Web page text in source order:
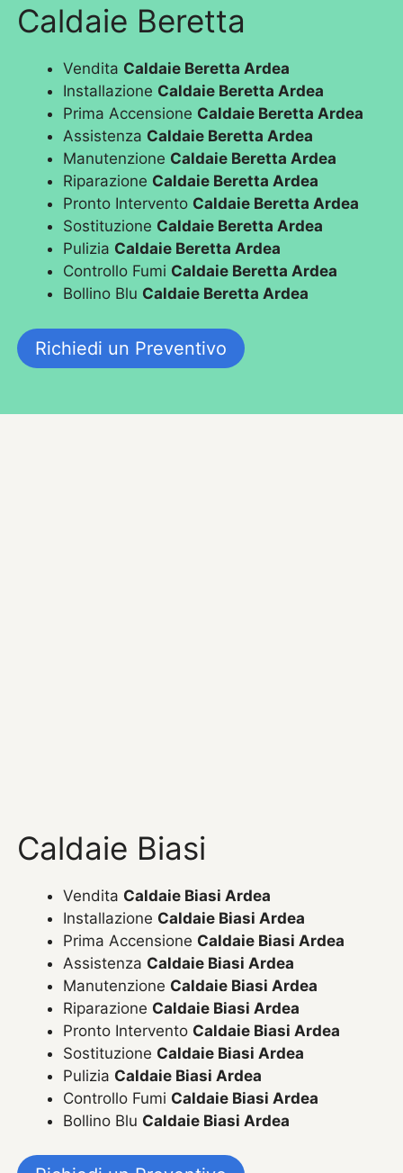
Caldaie Beretta
Vendita Caldaie Beretta Ardea
Installazione Caldaie Beretta Ardea
Prima Accensione Caldaie Beretta Ardea
Assistenza Caldaie Beretta Ardea
Manutenzione Caldaie Beretta Ardea
Riparazione Caldaie Beretta Ardea
Pronto Intervento Caldaie Beretta Ardea
Sostituzione Caldaie Beretta Ardea
Pulizia Caldaie Beretta Ardea
Controllo Fumi Caldaie Beretta Ardea
Bollino Blu Caldaie Beretta Ardea
Richiedi un Preventivo
Caldaie Biasi
Vendita Caldaie Biasi Ardea
Installazione Caldaie Biasi Ardea
Prima Accensione Caldaie Biasi Ardea
Assistenza Caldaie Biasi Ardea
Manutenzione Caldaie Biasi Ardea
Riparazione Caldaie Biasi Ardea
Pronto Intervento Caldaie Biasi Ardea
Sostituzione Caldaie Biasi Ardea
Pulizia Caldaie Biasi Ardea
Controllo Fumi Caldaie Biasi Ardea
Bollino Blu Caldaie Biasi Ardea